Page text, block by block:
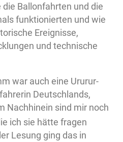
Ballonfahrten und die
funktionierten und wie
Ereignisse,
und technische
war auch eine Ururur-
Deutschlands,
Nachhinein sind mir noch
ich sie hätte fragen
Lesung ging das in